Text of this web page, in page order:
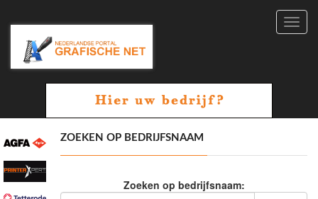
ZOEKEN OP BEDRIJFSNAAM
Zoeken op bedrijfsnaam: